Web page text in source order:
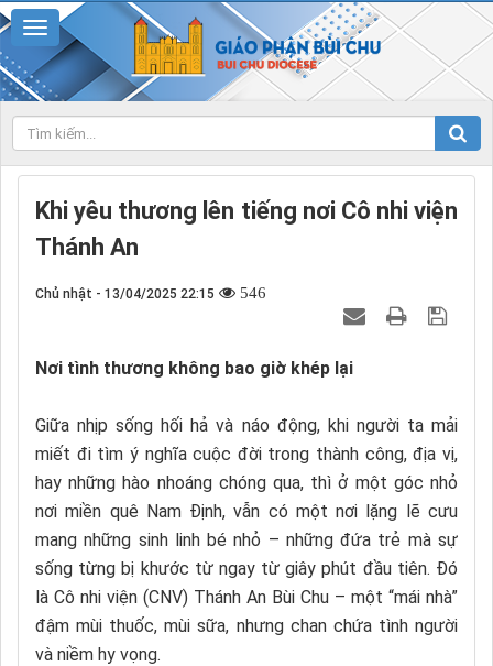
Khi yêu thương lên tiếng nơi Cô nhi viện
Thánh An
Chủ nhật - 13/04/2025 22:15 546
Nơi tình thương không bao giờ khép lại
Giữa nhịp sống hối hả và náo động, khi người ta mải
miết đi tìm ý nghĩa cuộc đời trong thành công, địa vị,
hay những hào nhoáng chóng qua, thì ở một góc nhỏ
nơi miền quê Nam Định, vẫn có một nơi lặng lẽ cưu
mang những sinh linh bé nhỏ – những đứa trẻ mà sự
sống từng bị khước từ ngay từ giây phút đầu tiên. Đó
là Cô nhi viện (CNV) Thánh An Bùi Chu – một “mái nhà”
đậm mùi thuốc, mùi sữa, nhưng chan chứa tình người
và niềm hy vọng.